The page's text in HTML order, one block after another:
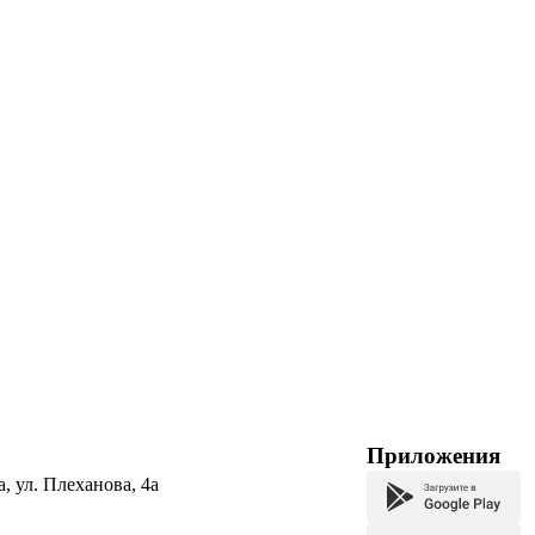
ул. Плеханова, 4а
Приложения